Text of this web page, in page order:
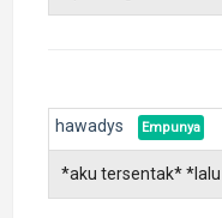
hawadys
*aku tersentak*